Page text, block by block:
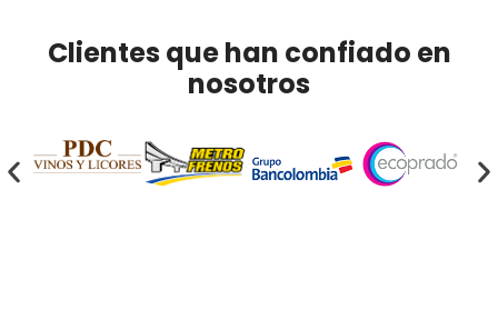
Clientes que han confiado en
nosotros